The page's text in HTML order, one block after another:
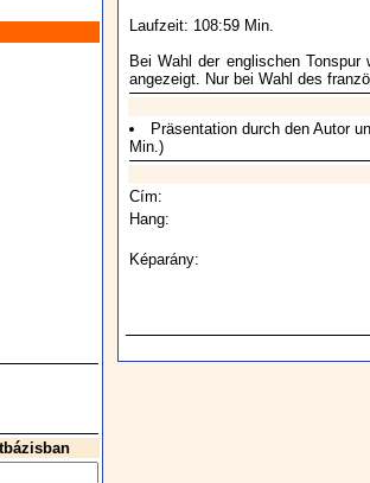
Laufzeit: 108:59 Min.
Bei Wahl der englischen
angezeigt. Nur bei Wahl des
Präsentation durch den Autor
Min.)
Cím:
Hang:
Képarány: